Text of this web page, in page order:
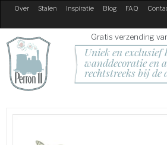
Over Stalen Inspiratie Blog FAQ
Gratis verzending
Uniek en exclusief
wanddecoratie en
rechtstreeks bij de